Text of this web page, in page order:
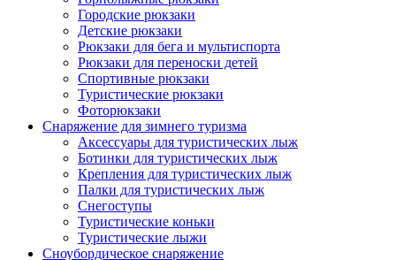
Городские рюкзаки
Детские рюкзаки
Рюкзаки для бега и мультиспорта
Рюкзаки для переноски детей
Спортивные рюкзаки
Туристические рюкзаки
Фоторюкзаки
Снаряжение для зимнего туризма
Аксессуары для туристических лыж
Ботинки для туристических лыж
Крепления для туристических лыж
Палки для туристических лыж
Снегоступы
Туристические коньки
Туристические лыжи
Сноубордическое снаряжение